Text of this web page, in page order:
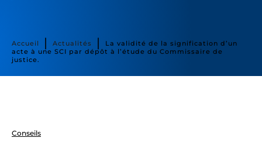
Accueil ∣ Actualités ∣
La validité de la signification d’un
acte à une SCI par dépôt à l’étude du Commissaire de
justice.
Conseils